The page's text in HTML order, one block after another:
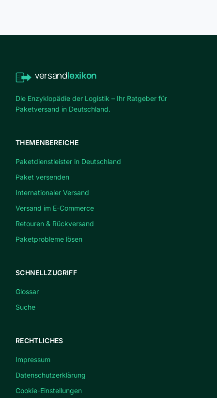
versandlexikon
Die Enzyklopädie der Logistik – Ihr Ratgeber für
Paketversand in Deutschland.
THEMENBEREICHE
Paketdienstleister in Deutschland
Paket versenden
Internationaler Versand
Versand im E-Commerce
Retouren & Rückversand
Paketprobleme lösen
SCHNELLZUGRIFF
Glossar
Suche
RECHTLICHES
Impressum
Datenschutzerklärung
Cookie-Einstellungen